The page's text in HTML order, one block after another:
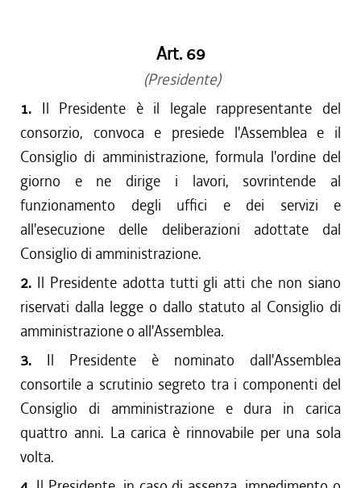
dal 15/12/2016 al 31/12/2016
dal 13/08/2016 al 14/12/2016
dal 13/04/2016 al 12/08/2016
dal 01/01/2016 al 12/04/2016
dal 13/11/2015 al 31/12/2015
dal 01/10/2015 al 12/11/2015
dal 11/08/2015 al 30/09/2015
dal 23/07/2015 al 10/08/2015
dal 26/02/2015 al 22/07/2015
Art. 69
(Presidente)
1. Il Presidente è il legale rappresentante del
consorzio, convoca e presiede l'Assemblea e il
Consiglio di amministrazione, formula l'ordine del
giorno e ne dirige i lavori, sovrintende al
funzionamento degli uffici e dei servizi e
all'esecuzione delle deliberazioni adottate dal
Consiglio di amministrazione.
2. Il Presidente adotta tutti gli atti che non siano
riservati dalla legge o dallo statuto al Consiglio di
amministrazione o all'Assemblea.
3. Il Presidente è nominato dall'Assemblea
consortile a scrutinio segreto tra i componenti del
Consiglio di amministrazione e dura in carica
quattro anni. La carica è rinnovabile per una sola
volta.